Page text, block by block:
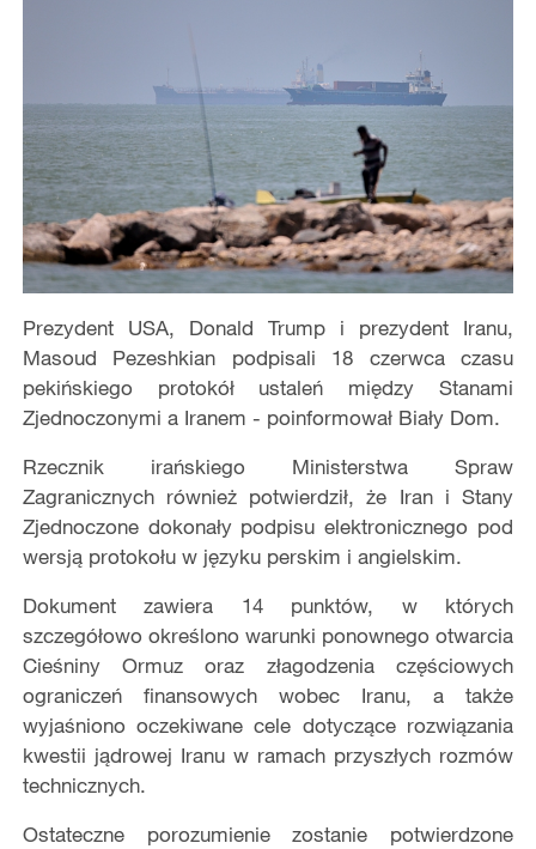
Prezydent USA, Donald Trump i prezydent Iranu,
Masoud Pezeshkian podpisali 18 czerwca czasu
pekińskiego protokół ustaleń między Stanami
Zjednoczonymi a Iranem - poinformował Biały Dom.
Rzecznik irańskiego Ministerstwa Spraw
Zagranicznych również potwierdził, że Iran i Stany
Zjednoczone dokonały podpisu elektronicznego pod
wersją protokołu w języku perskim i angielskim.
Dokument zawiera 14 punktów, w których
szczegółowo określono warunki ponownego otwarcia
Cieśniny Ormuz oraz złagodzenia częściowych
ograniczeń finansowych wobec Iranu, a także
wyjaśniono oczekiwane cele dotyczące rozwiązania
kwestii jądrowej Iranu w ramach przyszłych rozmów
technicznych.
Ostateczne porozumienie zostanie potwierdzone